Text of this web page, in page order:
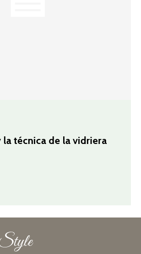
la técnica de la vidriera